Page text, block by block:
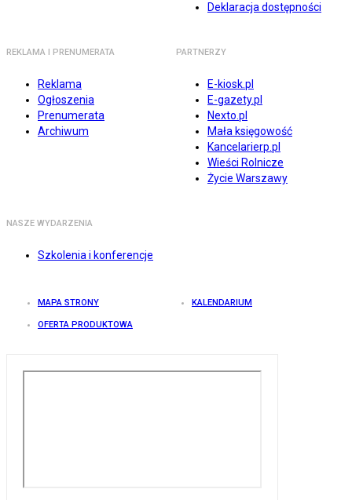
Deklaracja dostępności
REKLAMA I PRENUMERATA
Reklama
Ogłoszenia
Prenumerata
Archiwum
PARTNERZY
E-kiosk.pl
E-gazety.pl
Nexto.pl
Mała księgowość
Kancelarierp.pl
Wieści Rolnicze
Życie Warszawy
NASZE WYDARZENIA
Szkolenia i konferencje
MAPA STRONY KALENDARIUM
OFERTA PRODUKTOWA